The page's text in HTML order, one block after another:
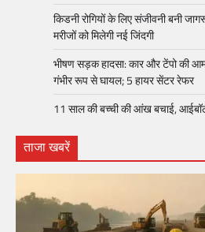
किडनी रोगियों के लिए संजीवनी बनी
मरीजों को मिलेगी नई जिंदगी
भीषण सड़क हादसा: कार और टेंपो की
गंभीर रूप से घायल; 5 हायर सेंटर रेफर​
11 साल की बच्ची की आंख बचाई,
ताजा खबरें